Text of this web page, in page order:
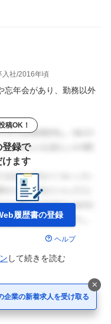
入社 2016年頃
忘年会があり、勤務以外
稿OK！
登録で
けます
履歴書の登録
ヘルプ
して続きを読む
企業の新着求人を受け取る